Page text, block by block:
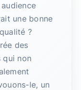
une bonne
?
des
non
le, un